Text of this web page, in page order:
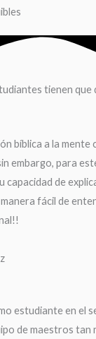
tienen que
bíblica a la
embargo, para
capacidad de
fácil de
estudiante en el
de maestros tan